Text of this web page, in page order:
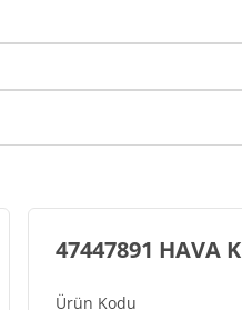
47447891 HAVA